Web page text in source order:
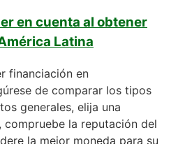
en cuenta al obtener
Latina
financiación en
de comparar los tipos
generales, elija una
compruebe la reputación del
la mejor moneda para su